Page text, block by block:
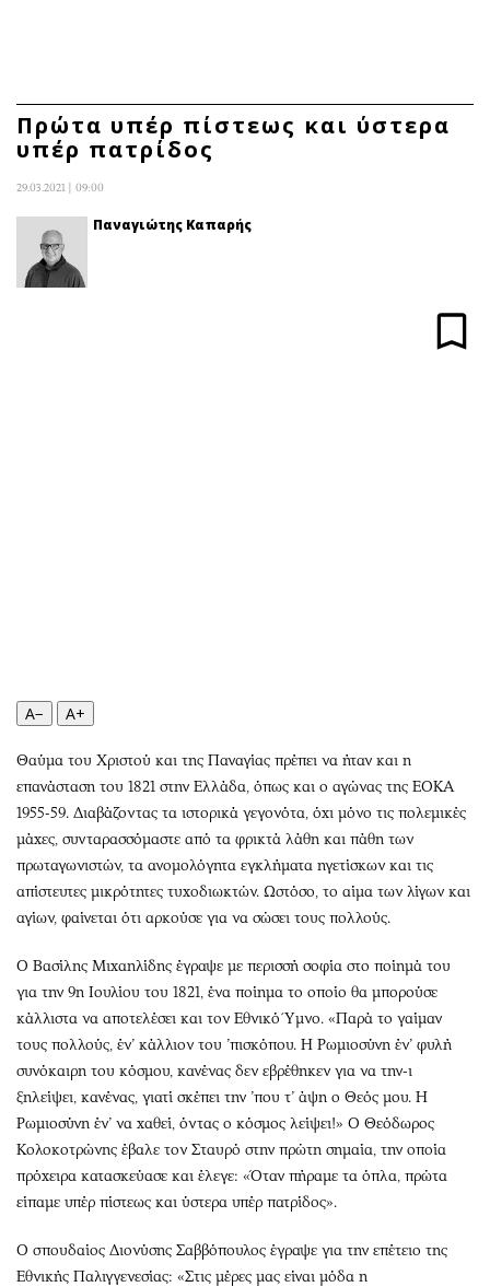
Κύπρος
Παιδεία
Υγεία
Οικονομία
Real Estate
Επιχειρήσεις
Αγορές
Money Review
AstroBank Properties
Trends
Ενέργεια
Περιβάλλον
Ελλάδα
Κόσμος
Παράξενα
Πολιτισμός
Σινεμά
Θέατρο-Χορός
Μουσική
Εικαστικά
Βιβλίο
Γενικά
Αναδρομές
Πρόσωπα
Περιβάλλον
Good Life
Γυναίκα
Ταξίδια
Συνταγές
Έξοδος
Media
Εκπομπές
Wine routes
Podcasts
Uncut
Προσφορές
Προσωπικότητες στην ''Κ''
Πρώτα υπέρ πίστεως και ύστερα
υπέρ πατρίδος
29.03.2021 | 09:00
Παναγιώτης Καπαρής
A− A+
Θαύμα του Χριστού και της Παναγίας πρέπει να ήταν και η
επανάσταση του 1821 στην Ελλάδα, όπως και ο αγώνας της ΕΟΚΑ
1955-59. Διαβάζοντας τα ιστορικά γεγονότα, όχι μόνο τις πολεμικές
μάχες, συνταρασσόμαστε από τα φρικτά λάθη και πάθη των
πρωταγωνιστών, τα ανομολόγητα εγκλήματα ηγετίσκων και τις
απίστευτες μικρότητες τυχοδιωκτών. Ωστόσο, το αίμα των λίγων και
αγίων, φαίνεται ότι αρκούσε για να σώσει τους πολλούς.
Ο Βασίλης Μιχαηλίδης έγραψε με περισσή σοφία στο ποίημά του
για την 9η Ιουλίου του 1821, ένα ποίημα το οποίο θα μπορούσε
κάλλιστα να αποτελέσει και τον Εθνικό Ύμνο. «Παρά το γαίμαν
τους πολλούς, έν’ κάλλιον του ’πισκόπου. Η Ρωμιοσύνη έν’ φυλή
συνόκαιρη του κόσμου, κανένας δεν εβρέθηκεν για να την-ι
ξηλείψει, κανένας, γιατί σκέπει την ’που τ’ άψη ο Θεός μου. Η
Ρωμιοσύνη έν’ να χαθεί, όντας ο κόσμος λείψει!» Ο Θεόδωρος
Κολοκοτρώνης έβαλε τον Σταυρό στην πρώτη σημαία, την οποία
πρόχειρα κατασκεύασε και έλεγε: «Όταν πήραμε τα όπλα, πρώτα
είπαμε υπέρ πίστεως και ύστερα υπέρ πατρίδος».
Ο σπουδαίος Διονύσης Σαββόπουλος έγραψε για την επέτειο της
Εθνικής Παλιγγενεσίας: «Στις μέρες μας είναι μόδα η